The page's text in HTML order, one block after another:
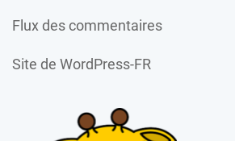
Flux des commentaires
Site de WordPress-FR